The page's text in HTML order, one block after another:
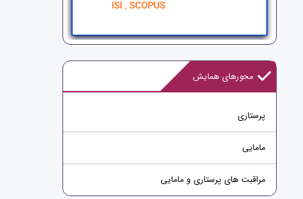
محورهای همایش
پرستاری
مامایی
مراقبت های پرستاری و مامایی